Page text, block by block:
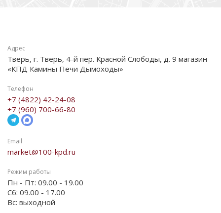
Адрес
Тверь, г. Тверь, 4-й пер. Красной Слободы, д. 9 магазин
«КПД Камины Печи Дымоходы»
Телефон
+7 (4822) 42-24-08
+7 (960) 700-66-80
Email
market@100-kpd.ru
Режим работы
Пн - Пт: 09.00 - 19.00
Сб: 09.00 - 17.00
Вс: выходной